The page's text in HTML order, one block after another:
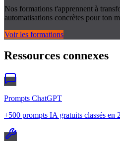
Nos formations t'apprennent à
automatisations concrètes pour ton
Voir les formations
Ressources connexes
Prompts ChatGPT
+500 prompts IA gratuits classés en